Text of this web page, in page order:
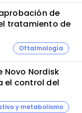
de
tratamiento de
Oftalmología
Novo Nordisk
el control del
y metabolismo